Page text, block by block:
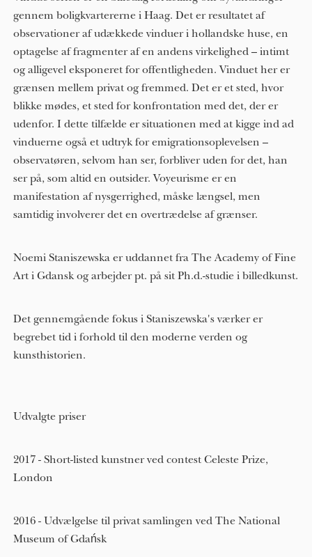
gennem boligkvartererne i Haag. Det er resultatet af
observationer af udækkede vinduer i hollandske huse, en
optagelse af fragmenter af en andens virkelighed – intimt
og alligevel eksponeret for offentligheden. Vinduet her er
grænsen mellem privat og fremmed. Det er et sted, hvor
blikke mødes, et sted for konfrontation med det, der er
udenfor. I dette tilfælde er situationen med at kigge ind ad
vinduerne også et udtryk for emigrationsoplevelsen –
observatøren, selvom han ser, forbliver uden for det, han
ser på, som altid en outsider. Voyeurisme er en
manifestation af nysgerrighed, måske længsel, men
samtidig involverer det en overtrædelse af grænser.
Noemi Staniszewska er uddannet fra The Academy of Fine
Art i Gdansk og arbejder pt. på sit Ph.d.-studie i billedkunst.
Det gennemgående fokus i Staniszewska's værker er
begrebet tid i forhold til den moderne verden og
kunsthistorien.
Udvalgte priser
2017 - Short-listed kunstner ved contest Celeste Prize,
London
2016 - Udvælgelse til privat samlingen ved The National
Museum of Gdańsk